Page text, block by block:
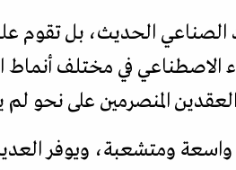
الحديث، بل تقوم
الاصطناعي في مختلف أنماط
المنصرمين على نحو لم
ومتشعبة، ويوفر